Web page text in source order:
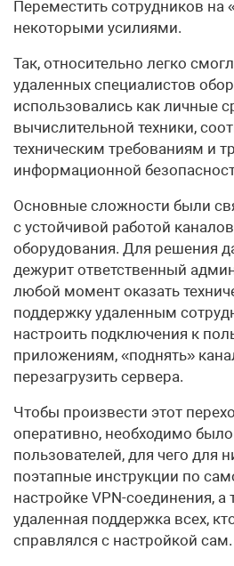
Переместить сотрудников на
некоторыми усилиями.
Так, относительно легко
удаленных специалистов
использовались как личные
вычислительной техники,
техническим требованиям и
информационной
Основные сложности были
с устойчивой работой
оборудования. Для решения
дежурит ответственный
любой момент оказать
поддержку удаленным
настроить подключения к
приложениям, «поднять»
перезагрузить сервера.
Чтобы произвести этот
оперативно, необходимо
пользователей, для чего для
поэтапные инструкции по
настройке VPN-соединения, а
удаленная поддержка всех,
справлялся с настройкой сам.